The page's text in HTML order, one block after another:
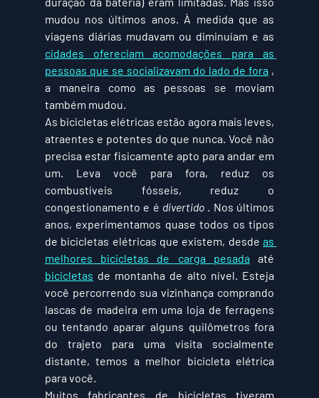
mudou nos últimos anos. À medida que as
cidades ofereciam acomodações para as
pessoas que se socializavam do lado de fora ,
a maneira como as pessoas se moviam
também mudou.
As bicicletas elétricas estão agora mais leves,
atraentes e potentes do que nunca. Você não
precisa estar fisicamente apto para andar em
um. Leva você para fora, reduz os
combustíveis fósseis, reduz o
congestionamento e é divertido . Nos últimos
anos, experimentamos quase todos os tipos
de bicicletas elétricas que existem, desde as
melhores bicicletas de carga pesada
bicicletas de montanha de alto nível. Esteja
você percorrendo sua vizinhança comprando
lascas de madeira em uma loja de ferragens
ou tentando aparar alguns quilômetros fora
do trajeto para uma visita socialmente
distante, temos a melhor bicicleta elétrica
para você.